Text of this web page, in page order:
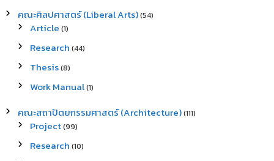
คณะศิลปศาสตร์ (Liberal Arts)(54)
Article (1)
Research (44)
Thesis(8)
Work Manual(1)
คณะสถาปัตยกรรมศาสตร์ (Architecture)(111)
Project(99)
Research (10)